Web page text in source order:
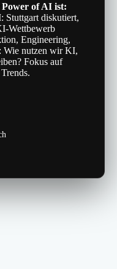
of AI ist:
Stuttgart diskutiert,
Wettbewerb
Engineering,
Wie nutzen wir KI,
Fokus auf